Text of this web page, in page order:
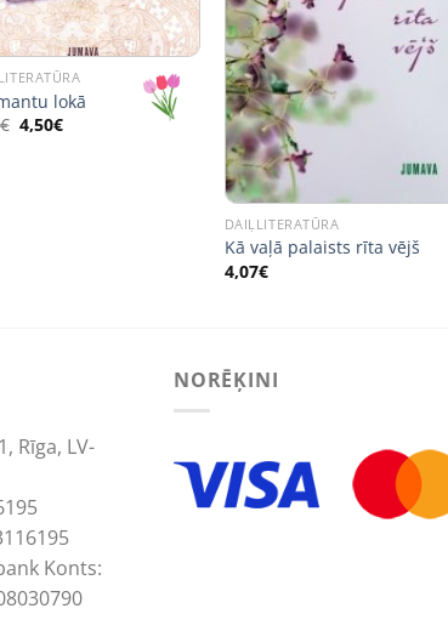
lokā
€ Original
4,50€Current
DAIĻLITERATŪRA
Kā vaļā palaists rīta vējš
4,07€
Rīga, LV-
Konts:
NORĒĶINI